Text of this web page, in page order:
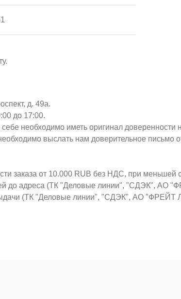
д. 49а.
до 17:00.
необходимо иметь оригинал доверенности
выслать нам доверительное
заказа от 10.000 RUB без НДС, при
до адреса (ТК "Деловые линии", "СДЭК", АО
(ТК "Деловые линии", "СДЭК", АО "ФРЕЙТ